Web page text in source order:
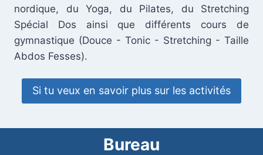
nordique, du Yoga, du Pilates, du Stretching
Spécial Dos ainsi que différents cours de
gymnastique (Douce - Tonic - Stretching - Taille
Abdos Fesses).
Si tu veux en savoir plus sur les activités
Bureau